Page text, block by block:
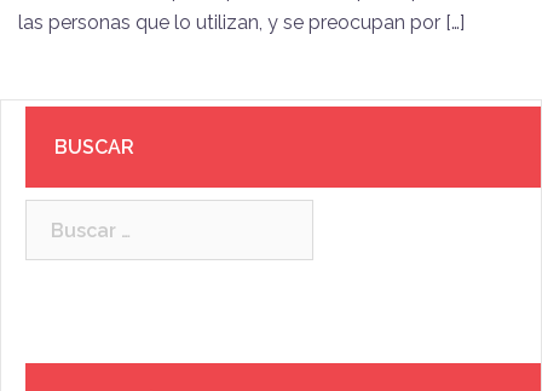
las personas que lo utilizan, y se preocupan por […]
BUSCAR